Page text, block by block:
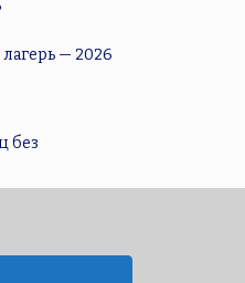
— 2026
без